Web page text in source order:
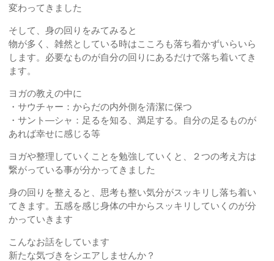
変わってきました
そして、身の回りをみてみると
物が多く、雑然としている時はこころも落ち着かずいらいら
します。必要なものが自分の回りにあるだけで落ち着いてき
ます。
ヨガの教えの中に
・サウチャー：からだの内外側を清潔に保つ
・サント―シャ：足るを知る、満足する。自分の足るものが
あれば幸せに感じる等
ヨガや整理していくことを勉強していくと、２つの考え方は
繋がっている事が分かってきました
身の回りを整えると、思考も整い気分がスッキリし落ち着い
てきます。五感を感じ身体の中からスッキリしていくのが分
かっていきます
こんなお話をしています
新たな気づきをシエアしませんか？